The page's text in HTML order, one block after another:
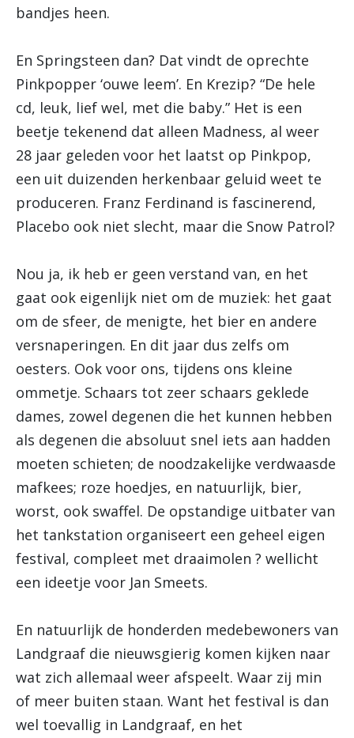
bandjes heen.
En Springsteen dan? Dat vindt de oprechte
Pinkpopper ‘ouwe leem’. En Krezip? “De hele
cd, leuk, lief wel, met die baby.” Het is een
beetje tekenend dat alleen Madness, al weer
28 jaar geleden voor het laatst op Pinkpop,
een uit duizenden herkenbaar geluid weet te
produceren. Franz Ferdinand is fascinerend,
Placebo ook niet slecht, maar die Snow Patrol?
Nou ja, ik heb er geen verstand van, en het
gaat ook eigenlijk niet om de muziek: het gaat
om de sfeer, de menigte, het bier en andere
versnaperingen. En dit jaar dus zelfs om
oesters. Ook voor ons, tijdens ons kleine
ommetje. Schaars tot zeer schaars geklede
dames, zowel degenen die het kunnen hebben
als degenen die absoluut snel iets aan hadden
moeten schieten; de noodzakelijke verdwaasde
mafkees; roze hoedjes, en natuurlijk, bier,
worst, ook swaffel. De opstandige uitbater van
het tankstation organiseert een geheel eigen
festival, compleet met draaimolen ? wellicht
een ideetje voor Jan Smeets.
En natuurlijk de honderden medebewoners van
Landgraaf die nieuwsgierig komen kijken naar
wat zich allemaal weer afspeelt. Waar zij min
of meer buiten staan. Want het festival is dan
wel toevallig in Landgraaf, en het